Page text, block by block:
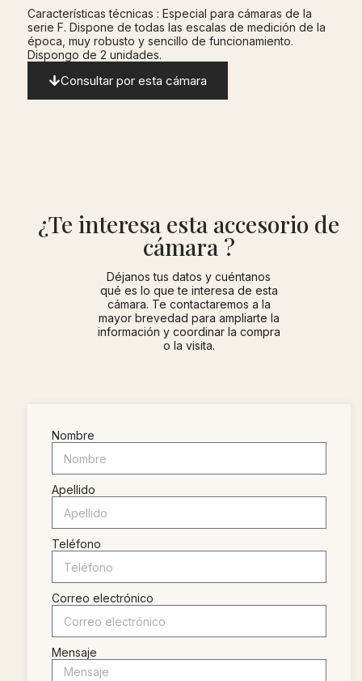
Características técnicas : Especial para cámaras de la
serie F. Dispone de todas las escalas de medición de la
época, muy robusto y sencillo de funcionamiento.
Dispongo de 2 unidades.
Consultar por esta cámara
¿Te interesa esta accesorio de
cámara ?
Déjanos tus datos y cuéntanos
qué es lo que te interesa de esta
cámara. Te contactaremos a la
mayor brevedad para ampliarte la
información y coordinar la compra
o la visita.
Nombre
Apellido
Teléfono
Correo electrónico
Mensaje